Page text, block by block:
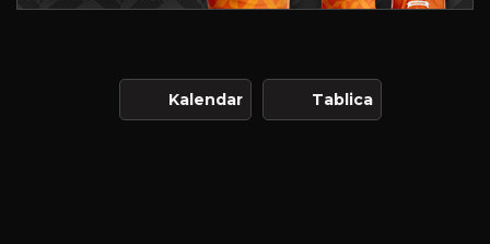
Kalendar Tablica